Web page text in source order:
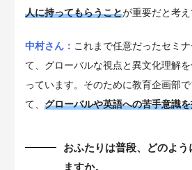
人に持ってもらうことが重要だと考え
中村さん： これまで任意だったセミ
て、グローバルな視点と異文化理解
っています。そのために教育企画部
て、 グローバルや英語への苦手意識
おふたりは普段、どのよ
ますか。